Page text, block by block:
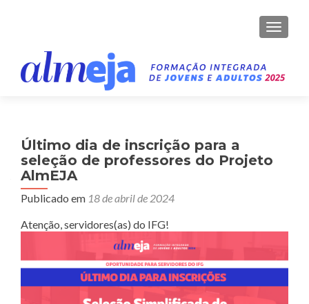
Último dia de inscrição para a
seleção de professores do Projeto
AlmEJA
Publicado em 18 de abril de 2024
Atenção, servidores(as) do IFG!